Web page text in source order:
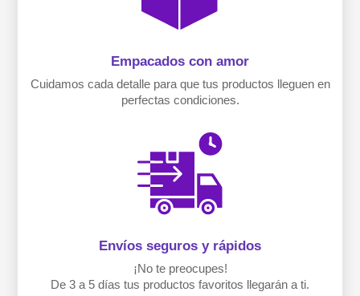
Empacados con amor
Cuidamos cada detalle para que tus productos lleguen en
perfectas condiciones.
Envíos seguros y rápidos
¡No te preocupes!
De 3 a 5 días tus productos favoritos llegarán a ti.